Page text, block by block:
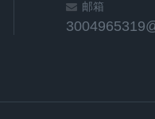
邮箱